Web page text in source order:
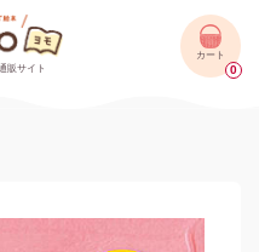
販サイト
カート
0